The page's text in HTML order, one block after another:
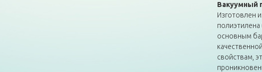
Вакуумный
Изготовлен
полиэтилена
основным
свойствам,